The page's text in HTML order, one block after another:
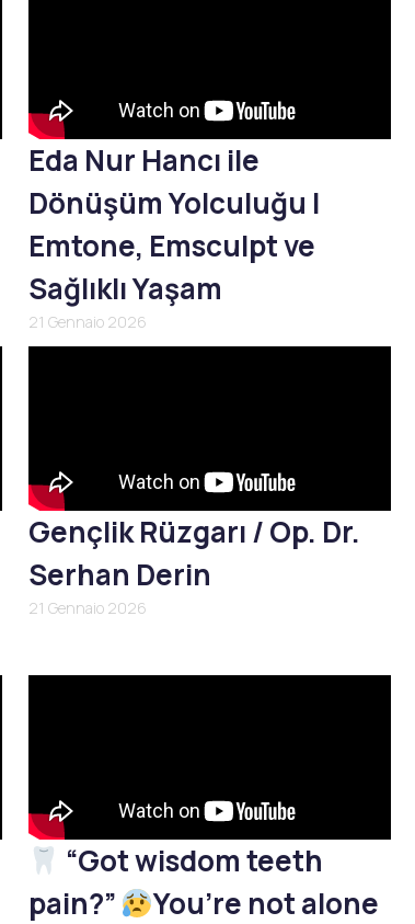
Eda Nur Hancı ile
Dönüşüm Yolculuğu |
Emtone, Emsculpt ve
Sağlıklı Yaşam
21 Gennaio 2026
Gençlik Rüzgarı / Op. Dr.
Serhan Derin
21 Gennaio 2026
“Got wisdom teeth
pain?”
You’re not alone